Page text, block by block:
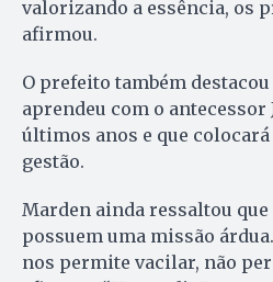
valorizando a essência, os
afirmou.
O prefeito também
aprendeu com o
últimos anos e que
gestão.
Marden ainda ressaltou
possuem uma missão
nos permite vacilar, não